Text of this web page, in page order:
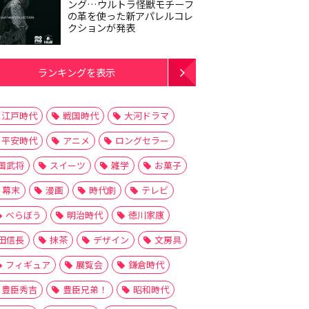
ング…ウルトラ怪獣モチーフ
の革を使った新アパレルコレ
クションが発表
ランキングを表示
江戸時代 戦国時代
大河ドラマ
平安時代
アニメ
ロングセラー
武将
スイーツ 雑学
お菓子
幕末
漫画 時代劇
テレビ
べらぼう
明治時代
徳川家康
信長
抹茶 デザイン
文房具
フィギュア
展覧会
鎌倉時代
豊臣秀吉
豊臣兄弟！
昭和時代